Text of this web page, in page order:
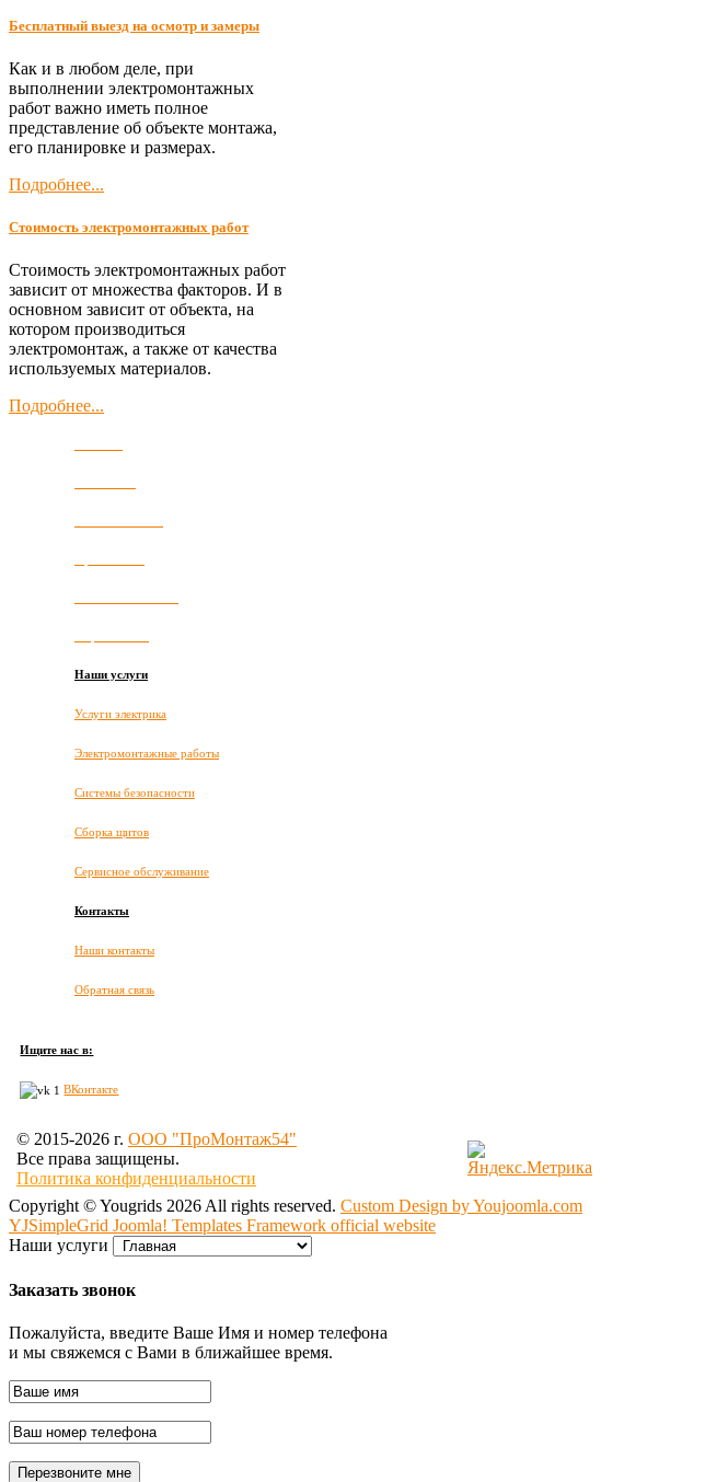
Бесплатный выезд на осмотр и замеры
Как и в любом деле, при
выполнении электромонтажных
работ важно иметь полное
представление об объекте монтажа,
его планировке и размерах.
Подробнее...
Стоимость электромонтажных работ
Стоимость электромонтажных работ
зависит от множества факторов. И в
основном зависит от объекта, на
котором производиться
электромонтаж, а также от качества
используемых материалов.
Подробнее...
Наши услуги
Услуги электрика
Электромонтажные работы
Системы безопасности
Сборка щитов
Сервисное обслуживание
Контакты
Наши контакты
Обратная связь
Ищите нас в:
ВКонтакте
© 2015-2026 г. OOO "ПроМонтаж54"
Все права защищены.
Политика конфиденциальности
Copyright ©Yougrids 2026 All rights reserved. Custom Design by Youjoomla.com
YJSimpleGrid Joomla! Templates Framework official website
Наши услуги
Заказать звонок
Пожалуйста, введите Ваше Имя и номер телефона
и мы свяжемся с Вами в ближайшее время.